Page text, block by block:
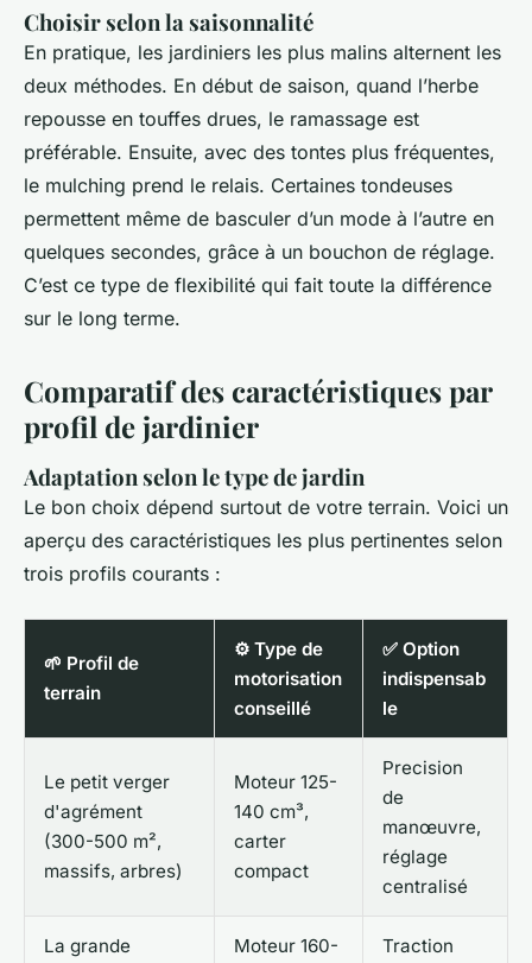
Choisir selon la saisonnalité
En pratique, les jardiniers les plus malins alternent les
deux méthodes. En début de saison, quand l’herbe
repousse en touffes drues, le ramassage est
préférable. Ensuite, avec des tontes plus fréquentes,
le mulching prend le relais. Certaines tondeuses
permettent même de basculer d’un mode à l’autre en
quelques secondes, grâce à un bouchon de réglage.
C’est ce type de flexibilité qui fait toute la différence
sur le long terme.
Comparatif des caractéristiques par
profil de jardinier
Adaptation selon le type de jardin
Le bon choix dépend surtout de votre terrain. Voici un
aperçu des caractéristiques les plus pertinentes selon
trois profils courants :
🌱 Profil de
terrain
⚙️ Type de
motorisation
conseillé
✅ Option
indispensab
le
Le petit verger
d'agrément
(300-500 m²,
massifs, arbres)
Moteur 125-
140 cm³,
carter
compact
Precision
de
manœuvre,
réglage
centralisé
La grande Moteur 160- Traction